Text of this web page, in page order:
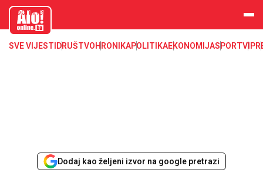
aloonline.b
SVE VIJESTI DRUŠTVOHRONIKAPOLITIKAEKONOMIJASPORTVIP
Dodaj kao željeni izvor na google pretrazi